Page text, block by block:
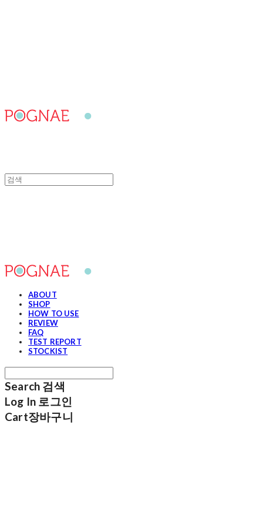
ABOUT
SHOP
HOW TO USE
REVIEW
FAQ
TEST REPORT
STOCKIST
Search 검색
Log In 로그인
Cart장바구니